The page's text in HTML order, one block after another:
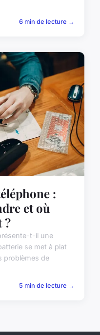
6 min de lecture →
:
et où
?
t-il une
se met à plat
problèmes de
5 min de lecture →